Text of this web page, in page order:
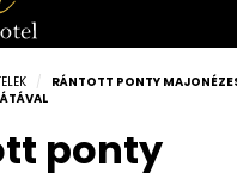
/
RÁNTOTT PONTY
ponty